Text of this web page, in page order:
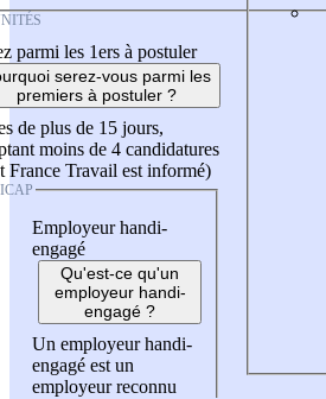
parmi les 1ers à postuler
serez-vous parmi les
premiers à postuler ?
de plus de 15 jours,
moins de 4 candidatures
France Travail est informé)
Employeur handi-
engagé
Qu'est-ce qu'un
employeur handi-
engagé ?
Un employeur handi-
engagé est un
employeur reconnu